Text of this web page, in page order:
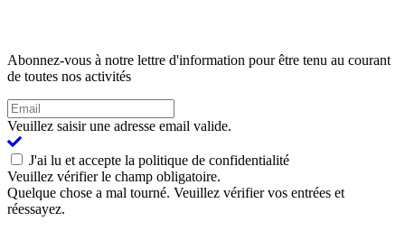
Abonnez-vous à notre lettre d'information pour être tenu au courant
de toutes nos activités
Veuillez saisir une adresse email valide.
J'ai lu et accepte la politique de confidentialité
Veuillez vérifier le champ obligatoire.
Quelque chose a mal tourné. Veuillez vérifier vos entrées et
réessayez.